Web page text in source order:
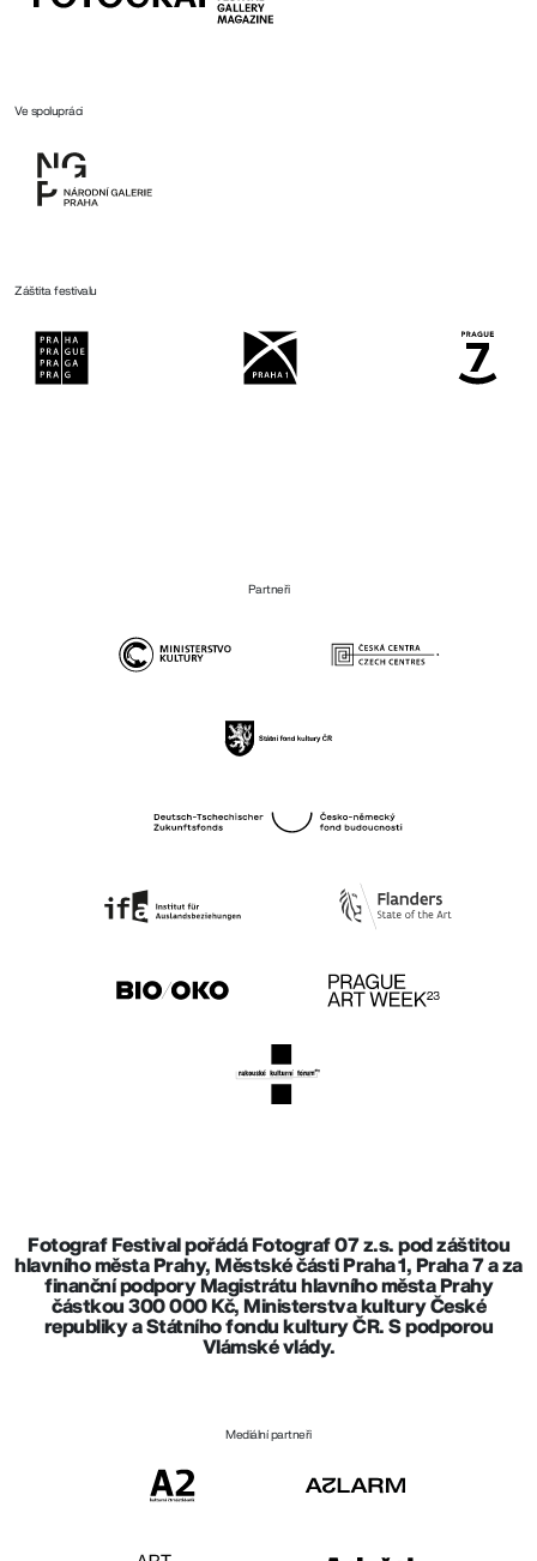
Ve spolupráci
Záštita festivalu
Partneři
Fotograf Festival pořádá Fotograf 07 z.s. pod záštitou
hlavního města Prahy, Městské části Praha 1, Praha 7 a za
finanční podpory Magistrátu hlavního města Prahy
částkou 300 000 Kč, Ministerstva kultury České
republiky a Státního fondu kultury ČR. S podporou
Vlámské vlády.
Mediální partneři